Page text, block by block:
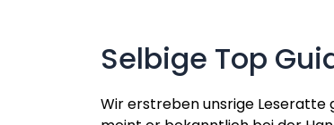
Selbige Top
Wir erstreben unsrige Leseratte